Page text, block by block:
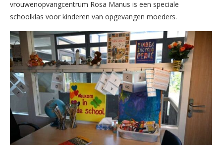
vrouwenopvangcentrum Rosa Manus is een speciale
schoolklas voor kinderen van opgevangen moeders.